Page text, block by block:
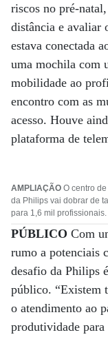
riscos no pré-
distância e avaliar
estava conectada
uma mochila com
mobilidade ao
encontro com as
acesso. Houve
plataforma de
AMPLIAÇÃO O centro
da Philips vai dobrar de
para 1,6 mil
PÚBLICO Com
rumo a potenciais
desafio da Philips
público. “Existem
o atendimento ao
produtividade